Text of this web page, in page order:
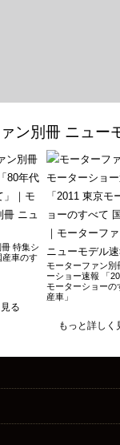
特集シ
産車のす
る
モーターファン別
ーショー速報 「
モーターショーの
産車」
もっと詳しく